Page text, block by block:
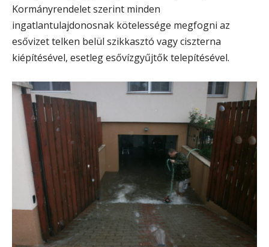
Kormányrendelet szerint minden
ingatlantulajdonosnak kötelessége megfogni az
esővizet telken belül szikkasztó vagy ciszterna
kiépítésével, esetleg esővízgyűjtők telepítésével.